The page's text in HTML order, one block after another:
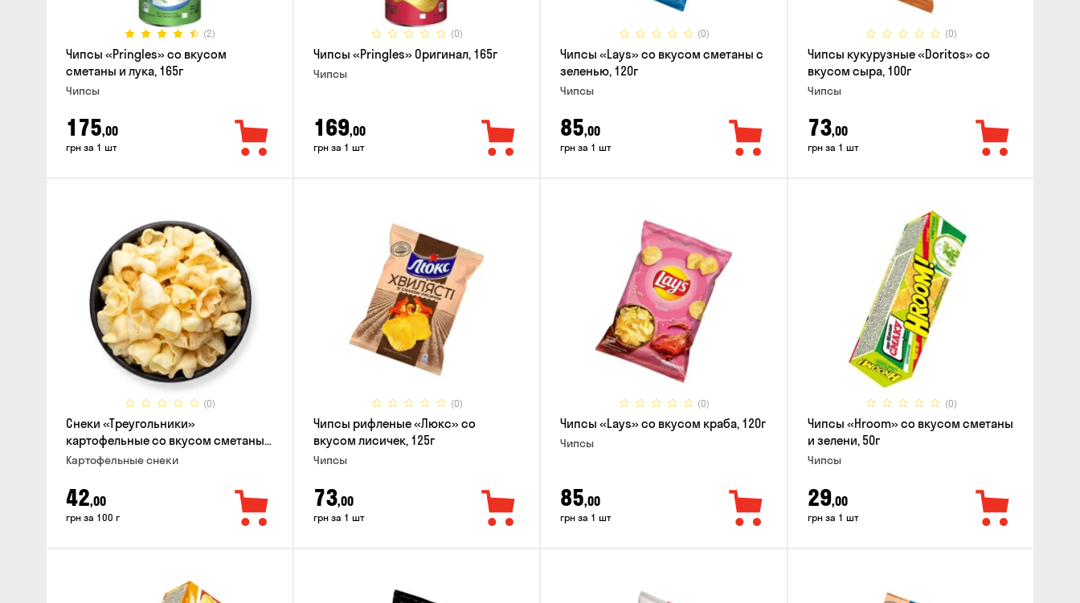
(2)
Чипсы «Pringles» со вкусом
сметаны и лука, 165г
Чипсы
175,00
грн за 1 шт
(0)
Чипсы «Pringles» Оригинал, 165г
Чипсы
169,00
грн за 1 шт
(0)
Чипсы «Lays» со вкусом сметаны с
зеленью, 120г
Чипсы
85,00
грн за 1 шт
(0)
Чипсы кукурузные «Doritos» со
вкусом сыра, 100г
Чипсы
73,00
грн за 1 шт
(0)
Снеки «Треугольники»
картофельные со вкусом сметаны
с луком
Картофельные снеки
42,00
грн за 100 г
(0)
Чипсы рифленые «Люкс» со
вкусом лисичек, 125г
Чипсы
73,00
грн за 1 шт
(0)
Чипсы «Lays» со вкусом краба, 120г
Чипсы
85,00
грн за 1 шт
(0)
Чипсы «Hroom» со вкусом сметаны
и зелени, 50г
Чипсы
29,00
грн за 1 шт